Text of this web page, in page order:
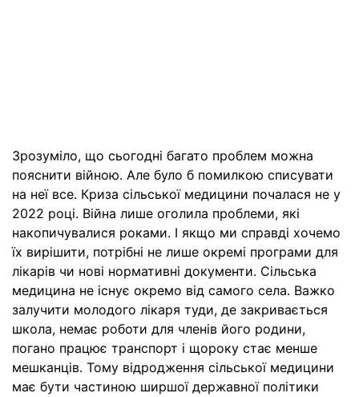
Зрозуміло, що сьогодні багато проблем можна
пояснити війною. Але було б помилкою списувати
на неї все. Криза сільської медицини почалася не у
2022 році. Війна лише оголила проблеми, які
накопичувалися роками. І якщо ми справді хочемо
їх вирішити, потрібні не лише окремі програми для
лікарів чи нові нормативні документи. Сільська
медицина не існує окремо від самого села. Важко
залучити молодого лікаря туди, де закривається
школа, немає роботи для членів його родини,
погано працює транспорт і щороку стає менше
мешканців. Тому відродження сільської медицини
має бути частиною ширшої державної політики